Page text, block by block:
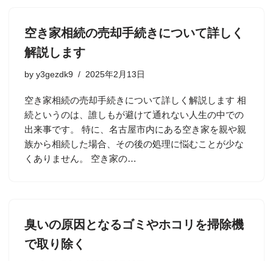
空き家相続の売却手続きについて詳しく
解説します
by y3gezdk9 2025年2月13日
空き家相続の売却手続きについて詳しく解説します 相
続というのは、誰しもが避けて通れない人生の中での
出来事です。 特に、名古屋市内にある空き家を親や親
族から相続した場合、その後の処理に悩むことが少な
くありません。 空き家の…
臭いの原因となるゴミやホコリを掃除機
で取り除く